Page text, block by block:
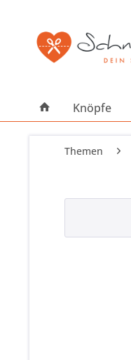
Knöpfe
Themen